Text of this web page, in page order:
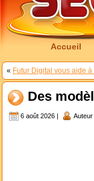
Accueil
« Futur Digital vous aide
Des
6 août 2026 | Auteur